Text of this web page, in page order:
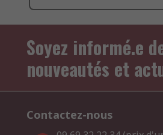
Soyez informé.e
nouveautés et
Contactez-nous